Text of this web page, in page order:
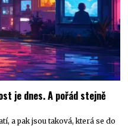
je dnes. A pořád stejně
a pak jsou taková, která se do